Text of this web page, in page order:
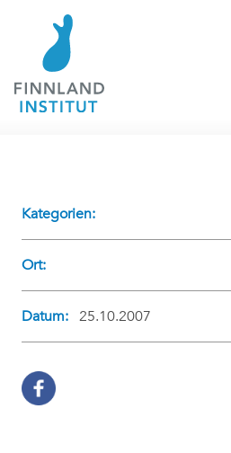
Kategorien:
Ort:
Datum: 25.10.2007